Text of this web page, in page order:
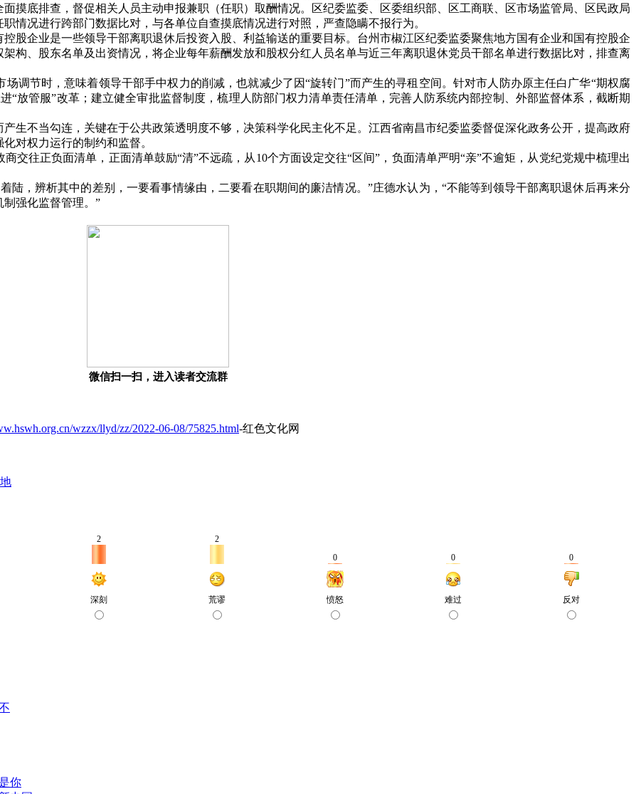
摸底排查，督促相关人员主动申报兼职（任职）取酬情况。区纪委监委、区委组织部、区工商联、区市场监管局、区民政局
情况进行跨部门数据比对，与各单位自查摸底情况进行对照，严查隐瞒不报行为。
股企业是一些领导干部离职退休后投资入股、利益输送的重要目标。台州市椒江区纪委监委聚焦地方国有企业和国有控股企
构、股东名单及出资情况，将企业每年薪酬发放和股权分红人员名单与近三年离职退休党员干部名单进行数据比对，排查离
调节时，意味着领导干部手中权力的削减，也就减少了因“旋转门”而产生的寻租空间。针对市人防办原主任白广华“期权腐
“放管服”改革；建立健全审批监督制度，梳理人防部门权力清单责任清单，完善人防系统内部控制、外部监督体系，截断期
生不当勾连，关键在于公共政策透明度不够，决策科学化民主化不足。江西省南昌市纪委监委督促深化政务公开，提高政府
对权力运行的制约和监督。
交往正负面清单，正面清单鼓励“清”不远疏，从 10个方面设定交往“区间” ，负面清单严明“亲”不逾矩，从党纪党规中梳理出
陆，辨析其中的差别，一要看事情缘由，二要看在职期间的廉洁情况。 ”庄德水认为， “不能等到领导干部离职退休后再来分
强化监督管理。 ”
微信扫一扫，进入读者交流群
wzzx/llyd/zz/2022-06-08/75825.html-红色文化网
你